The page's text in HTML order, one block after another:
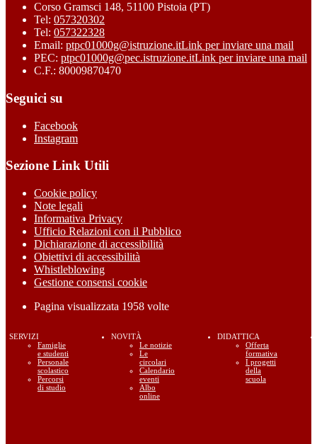
Corso Gramsci 148, 51100 Pistoia (PT)
Tel: 057320302
Tel: 057322328
Email: ptpc01000g@istruzione.itLink per inviare una mail
PEC: ptpc01000g@pec.istruzione.itLink per inviare una mail
C.F.: 80009870470
Seguici su
Facebook
Instagram
Sezione Link Utili
Cookie policy
Note legali
Informativa Privacy
Ufficio Relazioni con il Pubblico
Dichiarazione di accessibilità
Obiettivi di accessibilità
Whistleblowing
Gestione consensi cookie
Pagina visualizzata 1958 volte
SERVIZI
Famiglie
e studenti
Personale
scolastico
Percorsi
di studio
NOVITÀ
Le notizie
Le
circolari
Calendario
eventi
Albo
online
DIDATTICA
Offerta
formativa
I progetti
della
scuola